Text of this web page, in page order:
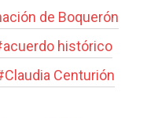
de Boquerón
acuerdo histórico
Claudia Centurión